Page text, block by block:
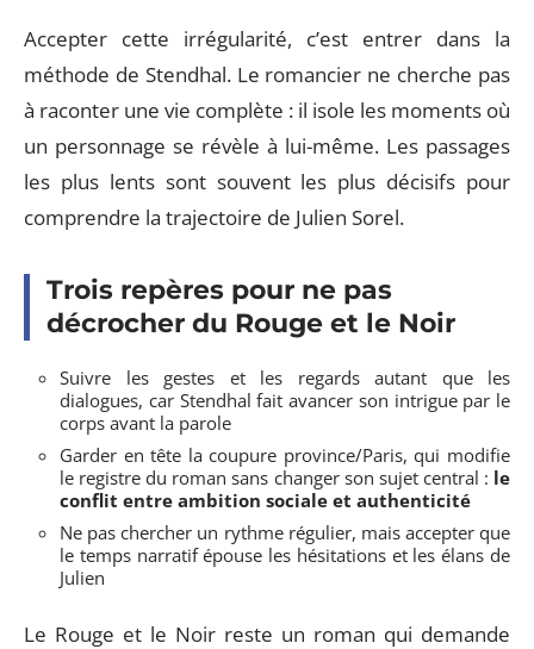
Accepter cette irrégularité, c’est entrer dans la
méthode de Stendhal. Le romancier ne cherche pas
à raconter une vie complète : il isole les moments où
un personnage se révèle à lui-même. Les passages
les plus lents sont souvent les plus décisifs pour
comprendre la trajectoire de Julien Sorel.
Trois repères pour ne pas
décrocher du Rouge et le Noir
Suivre les gestes et les regards autant que les
dialogues, car Stendhal fait avancer son intrigue par le
corps avant la parole
Garder en tête la coupure province/Paris, qui modifie
le registre du roman sans changer son sujet central : le
conflit entre ambition sociale et authenticité
Ne pas chercher un rythme régulier, mais accepter que
le temps narratif épouse les hésitations et les élans de
Julien
Le Rouge et le Noir reste un roman qui demande